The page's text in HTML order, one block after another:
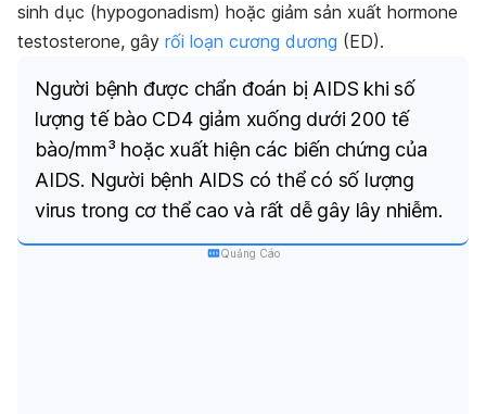
sinh dục (hypogonadism) hoặc giảm sản xuất hormone
testosterone, gây rối loạn cương dương (ED).
Người bệnh được chẩn đoán bị AIDS khi số
lượng tế bào CD4 giảm xuống dưới 200 tế
bào/mm³ hoặc xuất hiện các biến chứng của
AIDS. Người bệnh AIDS có thể có số lượng
virus trong cơ thể cao và rất dễ gây lây nhiễm.
Quảng Cáo